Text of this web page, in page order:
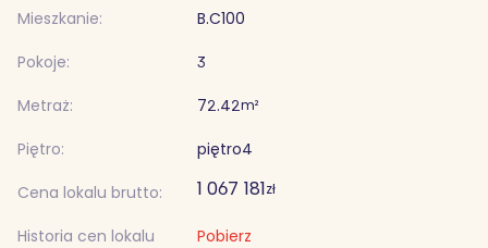
Mieszkanie:
B.C100
Pokoje:
3
Metraż:
72.42m²
Piętro: piętro4
Cena lokalu brutto:
1 067 181zł
Historia cen lokalu
Pobierz